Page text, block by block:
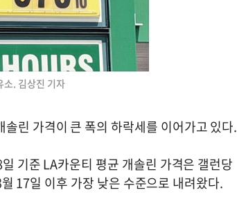
소. 김상진 기자
린 가격이 큰 폭의 하락세를 이어가고 있다.
기준 LA카운티 평균 개솔린 가격은 갤런당
17일 이후 가장 낮은 수준으로 내려왔다.